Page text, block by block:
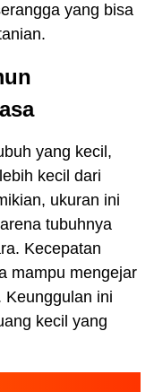
yang bisa
yang kecil,
kecil dari
ukuran ini
tubuhnya
Kecepatan
mampu mengejar
Keunggulan ini
kecil yang